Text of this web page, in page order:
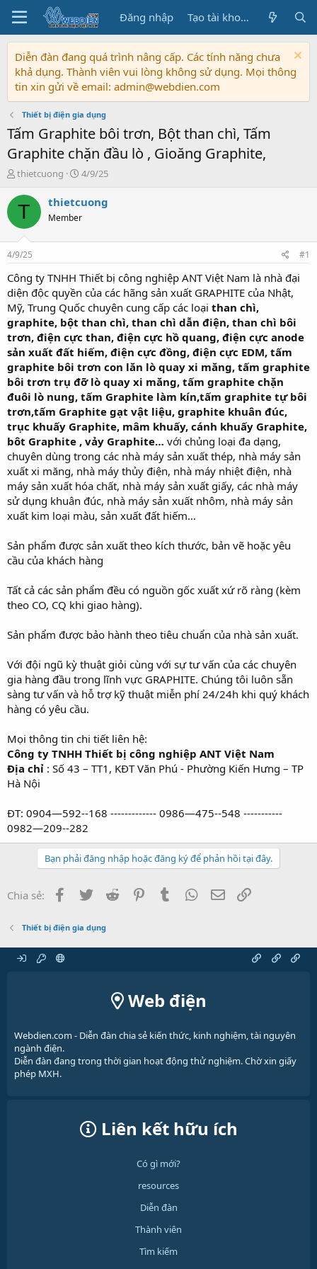
Đăng nhập Tạo tài khoản
Diễn đàn đang quá trình nâng cấp. Các tính năng chưa
khả dụng. Thành viên vui lòng không sử dụng. Mọi thông
tin xin gửi về email: admin@webdien.com
Thiết bị điện gia dụng
Tấm Graphite bôi trơn, Bột than chì, Tấm
Graphite chặn đầu lò , Gioăng Graphite,
T
r
e
a
s
t
a
r
t
e
r
thietcuong
N
à
ầ
4/9/25
T thietcuong
Member
4/9/25 #1
Công ty TNHH Thiết bị công nghiệp ANT Việt Nam là nhà đại
diện độc quyền của các hãng sản xuất GRAPHITE của Nhật,
Mỹ, Trung Quốc chuyên cung cấp các loại than chì,
graphite, bột than chì, than chì dẫn điện, than chì bôi
trơn, điện cực than, điện cực hồ quang, điện cực anode
sản xuất đất hiếm, điện cực đồng, điện cực EDM, tấm
graphite bôi trơn con lăn lò quay xi măng, tấm graphite
bôi trơn trụ đỡ lò quay xi măng, tấm graphite chặn
đuôi lò nung, tấm Graphite làm kín,tấm graphite tự bôi
trơn,tấm Graphite gạt vật liệu, graphite khuân đúc,
trục khuấy Graphite, mâm khuấy, cánh khuấy Graphite,
bôt Graphite , vảy Graphite… với chủng loại đa dạng,
chuyên dùng trong các nhà máy sản xuất thép, nhà máy sản
xuất xi măng, nhà máy thủy điện, nhà máy nhiệt điện, nhà
máy sản xuất hóa chất, nhà máy sản xuất giấy, các nhà máy
sử dụng khuân đúc, nhà máy sản xuất nhôm, nhà máy sản
xuất kim loại màu, sản xuất đất hiếm…
Sản phẩm được sản xuất theo kích thước, bản vẽ hoặc yêu
cầu của khách hàng
Tất cả các sản phẩm đều có nguồn gốc xuất xứ rõ ràng (kèm
theo CO, CQ khi giao hàng).
Sản phẩm được bảo hành theo tiêu chuẩn của nhà sản xuất.
Với đội ngũ kỳ thuật giỏi cùng với sự tư vấn của các chuyên
gia hàng đầu trong lĩnh vực GRAPHITE. Chúng tôi luôn sẵn
sàng tư vấn và hỗ trợ kỹ thuật miễn phí 24/24h khi quý khách
hàng có yêu cầu.
Mọi thông tin chi tiết liên hệ:
Công ty TNHH Thiết bị công nghiệp ANT Việt Nam
Địa chỉ : Số 43 – TT1, KĐT Văn Phú - Phường Kiến Hưng – TP
Hà Nội
ĐT: 0904—592--168 ------------- 0986—475--548 -----------
0982—209--282
Bạn phải đăng nhập hoặc đăng ký để phản hồi tại đây.
Chia sẻ: Facebook
Twitter Reddit PinterestTumblr WhatsApp
Email
Thiết bị điện gia dụng
Web điện
Webdien.com - Diễn đàn chia sẻ kiến thức, kinh nghiệm, tài nguyên
ngành điện.
Diễn đàn đang trong thời gian hoạt động thử nghiệm. Chờ xin giấy
phép MXH.
Liên kết hữu ích
Có gì mới?
resources
Diễn đàn
Thành viên
Tìm kiếm